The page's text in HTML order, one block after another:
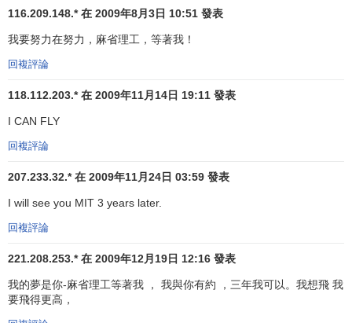
1940－1950年間， 保羅·薩繆爾遜
濟問題，在理論經濟學和
就，薩繆爾遜1970年被授予諾貝爾經濟學獎
珠榮的第一個美國人；
1950年，
理論和法人財政理論，這兩項都是評判現代財政實踐的基
1960年，塞爾維多·洛利亞繼1940年發現了傳染病毒的
1969年與人合得了諾貝爾生理學和醫學獎；
1961年， 羅伯特·索勞 提出了第一個經濟增長的模型。他
116.209.148.* 在 2009年8月3日 10:51 發表
我要努力在努力，麻省理工，等著我！
回複評論
118.112.203.* 在 2009年11月14日 19:11 發表
I CAN FLY
回複評論
207.233.32.* 在 2009年11月24日 03:59 發表
I will see you MIT 3 years later.
回複評論
221.208.253.* 在 2009年12月19日 12:16 發表
我的夢是你-麻省理工等著我 ， 我與你有約 ，三年我可以。我想飛 我
要飛得更高，